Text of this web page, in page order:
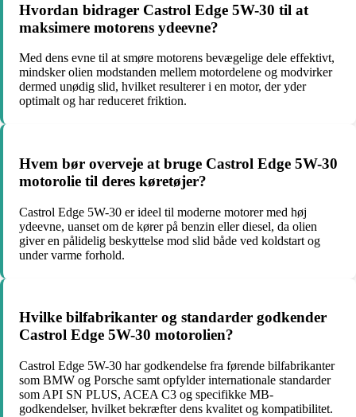
Hvordan bidrager Castrol Edge 5W-30 til at
maksimere motorens ydeevne?
Med dens evne til at smøre motorens bevægelige dele effektivt,
mindsker olien modstanden mellem motordelene og modvirker
dermed unødig slid, hvilket resulterer i en motor, der yder
optimalt og har reduceret friktion.
Hvem bør overveje at bruge Castrol Edge 5W-30
motorolie til deres køretøjer?
Castrol Edge 5W-30 er ideel til moderne motorer med høj
ydeevne, uanset om de kører på benzin eller diesel, da olien
giver en pålidelig beskyttelse mod slid både ved koldstart og
under varme forhold.
Hvilke bilfabrikanter og standarder godkender
Castrol Edge 5W-30 motorolien?
Castrol Edge 5W-30 har godkendelse fra førende bilfabrikanter
som BMW og Porsche samt opfylder internationale standarder
som API SN PLUS, ACEA C3 og specifikke MB-
godkendelser, hvilket bekræfter dens kvalitet og kompatibilitet.